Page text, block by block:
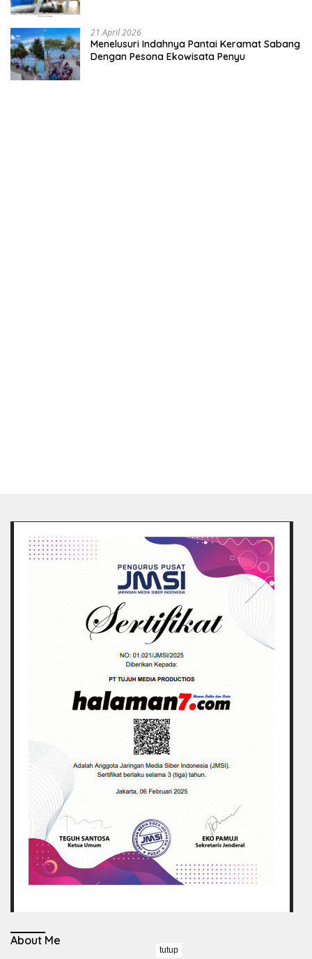
21 April 2026
Menelusuri Indahnya Pantai Keramat Sabang
Dengan Pesona Ekowisata Penyu
About Me
tutup